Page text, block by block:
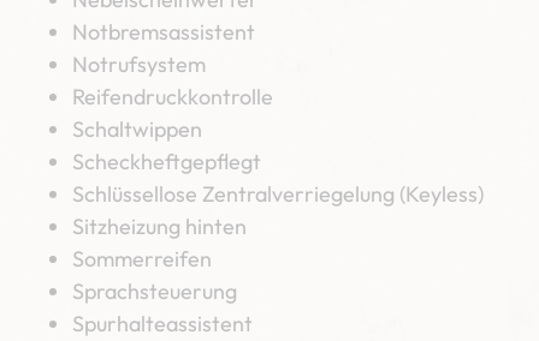
Notbremsassistent
Notrufsystem
Reifendruckkontrolle
Schaltwippen
Scheckheftgepflegt
Schlüssellose Zentralverriegelung (Keyless)
Sitzheizung hinten
Sommerreifen
Sprachsteuerung
Spurhalteassistent